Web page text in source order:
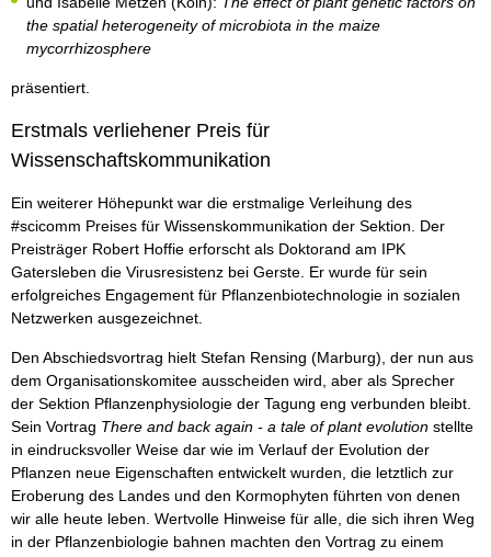
the spatial heterogeneity of microbiota in the maize
mycorrhizosphere
präsentiert.
Erstmals verliehener Preis für
Wissenschaftskommunikation
Ein weiterer Höhepunkt war die erstmalige Verleihung des
#scicomm Preises für Wissenskommunikation der Sektion. Der
Preisträger Robert Hoffie erforscht als Doktorand am IPK
Gatersleben die Virusresistenz bei Gerste. Er wurde für sein
erfolgreiches Engagement für Pflanzenbiotechnologie in sozialen
Netzwerken ausgezeichnet.
Den Abschiedsvortrag hielt Stefan Rensing (Marburg), der nun aus
dem Organisationskomitee ausscheiden wird, aber als Sprecher
der Sektion Pflanzenphysiologie der Tagung eng verbunden bleibt.
Sein Vortrag There and back again - a tale of plant evolution stellte
in eindrucksvoller Weise dar wie im Verlauf der Evolution der
Pflanzen neue Eigenschaften entwickelt wurden, die letztlich zur
Eroberung des Landes und den Kormophyten führten von denen
wir alle heute leben. Wertvolle Hinweise für alle, die sich ihren Weg
in der Pflanzenbiologie bahnen machten den Vortrag zu einem